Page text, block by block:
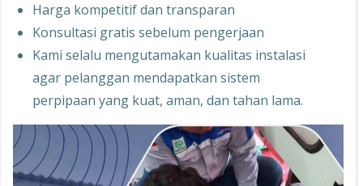
Harga kompetitif dan transparan
Konsultasi gratis sebelum pengerjaan
Kami selalu mengutamakan kualitas instalasi
agar pelanggan mendapatkan sistem
perpipaan yang kuat, aman, dan tahan lama.